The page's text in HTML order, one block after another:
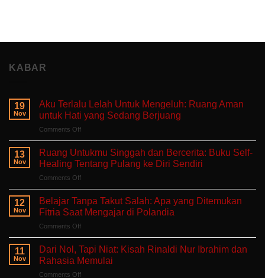
KABAR
19
Nov
Aku Terlalu Lelah Untuk Mengeluh: Ruang Aman
untuk Hati yang Sedang Berjuang
Comments Offon
Terlalu
Untuk
Mengeluh:
Ruang
Aman
untuk
Sedang
Berjuang
13
Nov
Ruang Untukmu Singgah dan Bercerita: Buku Self-
Healing Tentang Pulang ke Diri Sendiri
Comments Offon
Untukmu
Singgah
dan
Bercerita:
Buku
Self-
Healing
12
Nov
Belajar Tanpa Takut Salah: Apa yang Ditemukan
Fitria Saat Mengajar di Polandia
Comments Offon
Tanpa
Takut
Salah:
Apa
11
Nov
Dari Nol, Tapi Niat: Kisah Rinaldi Nur Ibrahim dan
Rahasia Memulai
Comments Offon